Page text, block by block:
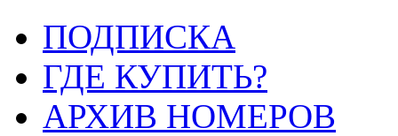
ПОДПИСКА
ГДЕ КУПИТЬ?
АРХИВ НОМЕРОВ